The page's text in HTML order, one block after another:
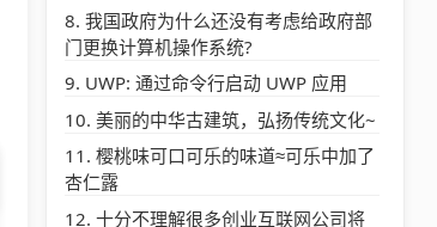
我国政府为什么还没有考虑给政府部
门更换计算机操作系统?
UWP: 通过命令行启动 UWP 应用
美丽的中华古建筑，弘扬传统文化~
樱桃味可口可乐的味道≈可乐中加了
杏仁露
十分不理解很多创业互联网公司将